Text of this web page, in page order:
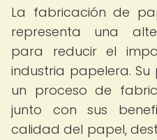
La fabricación de
representa una
para reducir el
industria papelera.
un proceso de
junto con sus
calidad del papel,